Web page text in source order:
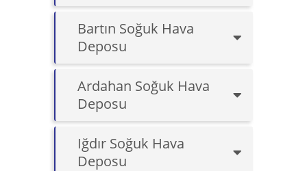
Bartın Soğuk Hava
Deposu
Ardahan Soğuk Hava
Deposu
Iğdır Soğuk Hava
Deposu